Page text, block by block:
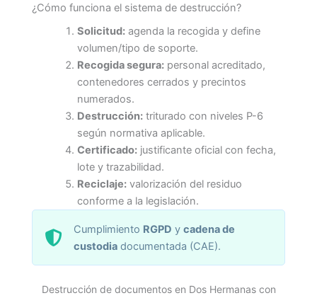
¿Cómo funciona el sistema de destrucción?
Solicitud:agenda la recogida y define
volumen/tipo de soporte.
Recogida segura:personal acreditado,
contenedores cerrados y precintos
numerados.
Destrucción:triturado con niveles P-6
según normativa aplicable.
Certificado:justificante oficial con fecha,
lote y trazabilidad.
Reciclaje:valorización del residuo
conforme a la legislación.
Cumplimiento RGPD ycadena de
custodia documentada (CAE).
Destrucción de documentos en Dos Hermanas con